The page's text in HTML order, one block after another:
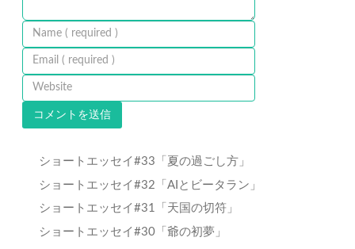
ショートエッセイ#33「夏の過ごし方」
ショートエッセイ#32「AIとビータラン」
ショートエッセイ#31「天国の切符」
ショートエッセイ#30「爺の初夢」